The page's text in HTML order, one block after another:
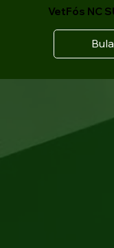
VetFós NC
Bula